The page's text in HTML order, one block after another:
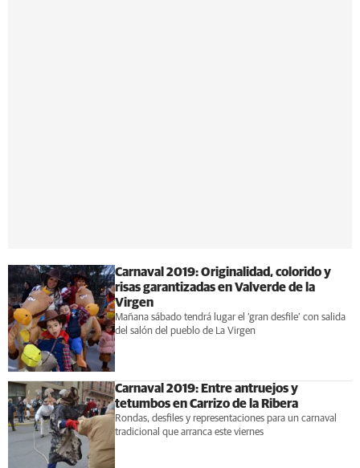
Carnaval 2019: Originalidad, colorido y
risas garantizadas en Valverde de la
Virgen
Mañana sábado tendrá lugar el ‘gran desfile’ con salida
del salón del pueblo de La Virgen
Carnaval 2019: Entre antruejos y
tetumbos en Carrizo de la Ribera
Rondas, desfiles y representaciones para un carnaval
tradicional que arranca este viernes